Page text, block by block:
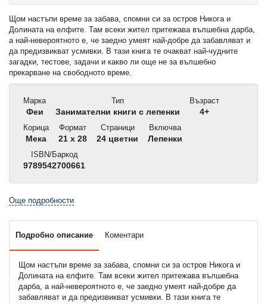
Щом настъпи време за забава, спомни си за остров Никога и
Долината на елфите. Там всеки жител притежава вълшебна дарба,
а най-невероятното е, че заедно умеят най-добре да забавляват и
да предизвикват усмивки. В тази книга те очакват най-чудните
загадки, тестове, задачи и какво ли още не за вълшебно
прекарване на свободното време.
Марка
Феи
Тип
Занимателни книги с лепенки
Възраст
4+
Корица
Мека
Формат
21 x 28
Страници
24 цветни
Включва
Лепенки
ISBN/Баркод
9789542700661
Още подробности
Подробно описание Коментари
Щом настъпи време за забава, спомни си за остров Никога и
Долината на елфите. Там всеки жител притежава вълшебна
дарба, а най-невероятното е, че заедно умеят най-добре да
забавляват и да предизвикват усмивки. В тази книга те